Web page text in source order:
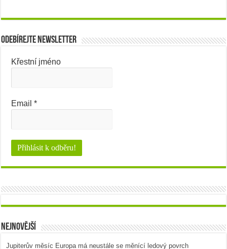
Odebírejte newsletter
Křestní jméno
Email*
Nejnovější
Jupiterův měsíc Europa má neustále se měnící ledový povrch